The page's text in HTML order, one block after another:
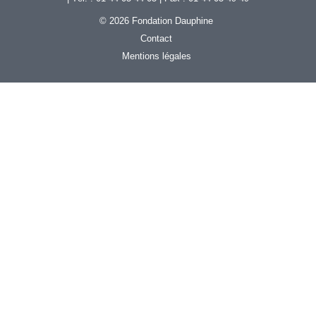
© 2026 Fondation Dauphine
Contact
Mentions légales